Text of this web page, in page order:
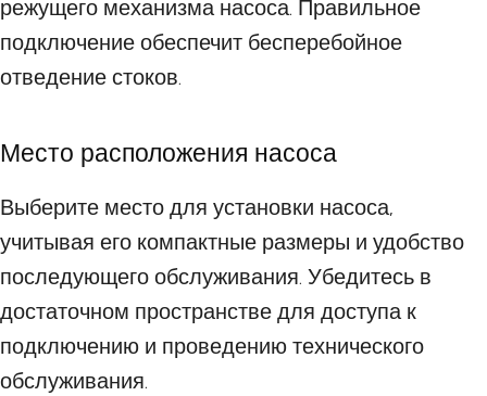
режущего механизма насоса. Правильное
подключение обеспечит бесперебойное
отведение стоков.
Место расположения насоса
Выберите место для установки насоса,
учитывая его компактные размеры и удобство
последующего обслуживания. Убедитесь в
достаточном пространстве для доступа к
подключению и проведению технического
обслуживания.